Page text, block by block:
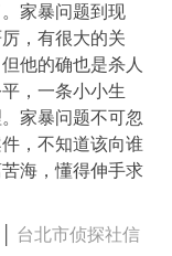
家暴问题到现
，有很大的关
他的确也是杀人
，一条小小生
家暴问题不可忽
，不知道该向谁
海，懂得伸手求
台北市侦探社信